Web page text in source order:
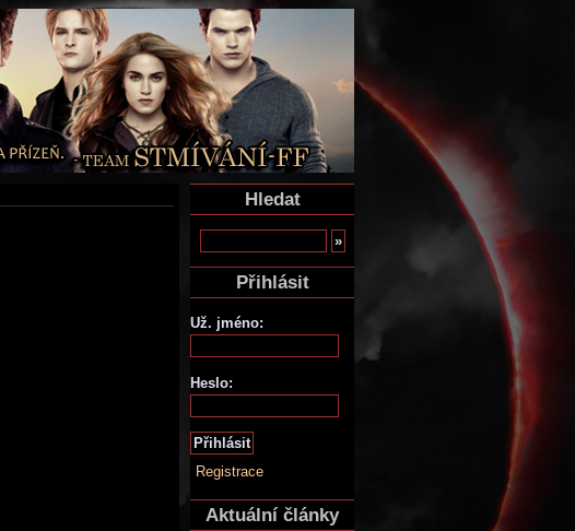
Hledat
Přihlásit
Už. jméno:
Heslo:
Registrace
Aktuální články